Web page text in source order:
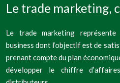
Le trade marketing,
Le trade marketing
business dont l’objectif est de
prenant compte du plan
développer le chiffre